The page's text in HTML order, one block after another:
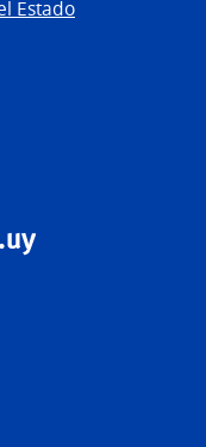
Estado